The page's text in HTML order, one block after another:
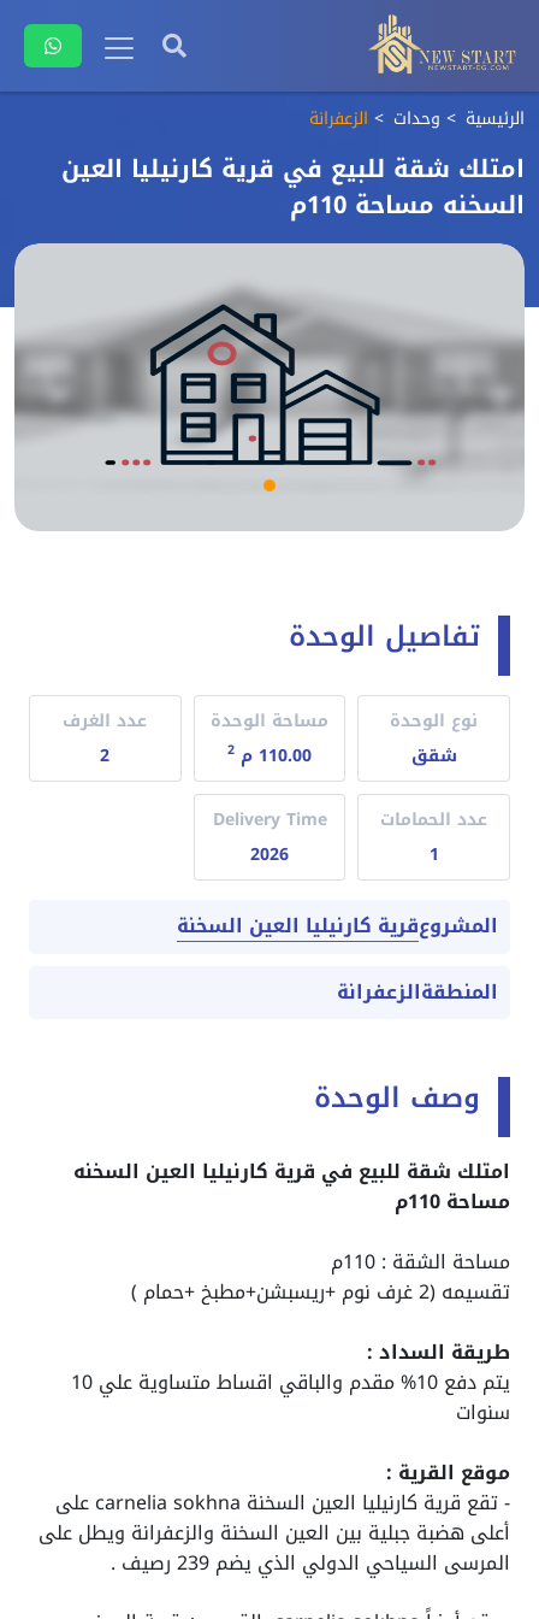
الرئيسية وحدات الزعفرانة
امتلك شقة للبيع في قرية كارنيليا العين
السخنه مساحة 110م
تفاصيل الوحدة
نوع الوحدة
شقق
مساحة الوحدة
110.00 م
2
عدد الغرف
2
عدد الحمامات
1
Delivery Time
2026
المشروعقرية كارنيليا العين السخنة
المنطقةالزعفرانة
وصف الوحدة
امتلك شقة للبيع في قرية كارنيليا العين السخنه
مساحة 110م
مساحة الشقة : 110م
تقسيمه (2 غرف نوم +ريسبشن+مطبخ +حمام )
طريقة السداد :
يتم دفع 10% مقدم والباقي اقساط متساوية علي 10
سنوات
موقع القرية :
- تقع قرية كارنيليا العين السخنة carnelia sokhnaعلى
أعلى هضبة جبلية بين العين السخنة والزعفرانة ويطل على
المرسى السياحي الدولي الذي يضم 239 رصيف .